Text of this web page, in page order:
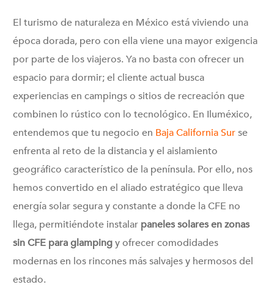
El turismo de naturaleza en México está viviendo una
época dorada, pero con ella viene una mayor exigencia
por parte de los viajeros. Ya no basta con ofrecer un
espacio para dormir; el cliente actual busca
experiencias en campings o sitios de recreación que
combinen lo rústico con lo tecnológico. En Iluméxico,
entendemos que tu negocio en Baja California Surse
enfrenta al reto de la distancia y el aislamiento
geográfico característico de la península. Por ello, nos
hemos convertido en el aliado estratégico que lleva
energía solar segura y constante a donde la CFE no
llega, permitiéndote instalar paneles solares en zonas
sin CFE para glampingy ofrecer comodidades
modernas en los rincones más salvajes y hermosos del
estado.